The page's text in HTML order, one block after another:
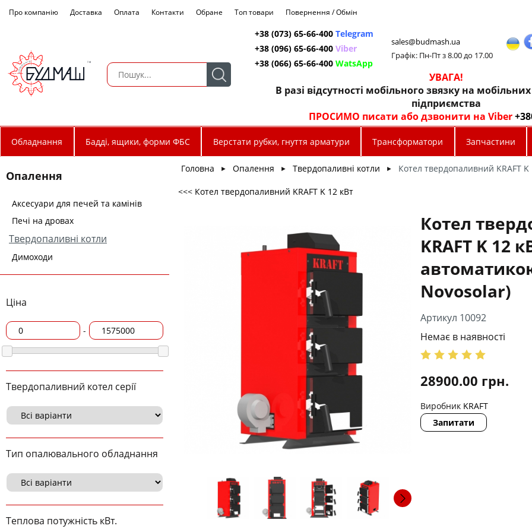
Про компанію Доставка Оплата Контакти Обране Топ товари Повернення / Обмін
+38 (073) 65-66-400 Telegram
+38 (096) 65-66-400 Viber
+38 (066) 65-66-400 WatsApp
sales@budmash.ua
Графік: Пн-Пт з 8.00 до 17.00
УВАГА!
В разі відсутності мобільного звязку на
підприємства
ПРОСИМО писати або дзвонити на Viber
Обладнання Бадді, ящики, форми ФБС Верстати рубки, гнуття арматури Трансформатори Запчастини
Опалення
Аксесуари для печей та камінів
Печі на дровах
Твердопаливні котли
Димоходи
Ціна
-
Твердопаливний котел серії
Тип опалювального обладнання
Теплова потужність кВт.
Головна ► Опалення ► Твердопаливні котли ► Котел твердопаливний KRAFT
<<< Котел твердопаливний KRAFT K 12 кВт
Котел
KRAFT K 12
Novosolar)
Артикул 10092
Немає в наявності
28900.00 грн.
Виробник KRAFT
Запитати